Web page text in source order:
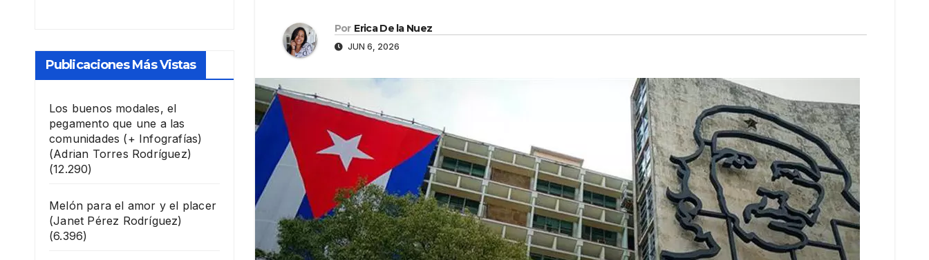
Publicaciones Más Vistas
Los buenos modales, el
pegamento que une a las
comunidades (+ Infografías)
(Adrian Torres Rodríguez)
(12.290)
Melón para el amor y el placer
(Janet Pérez Rodríguez)
(6.396)
Por Erica De la Nuez
JUN 6, 2026